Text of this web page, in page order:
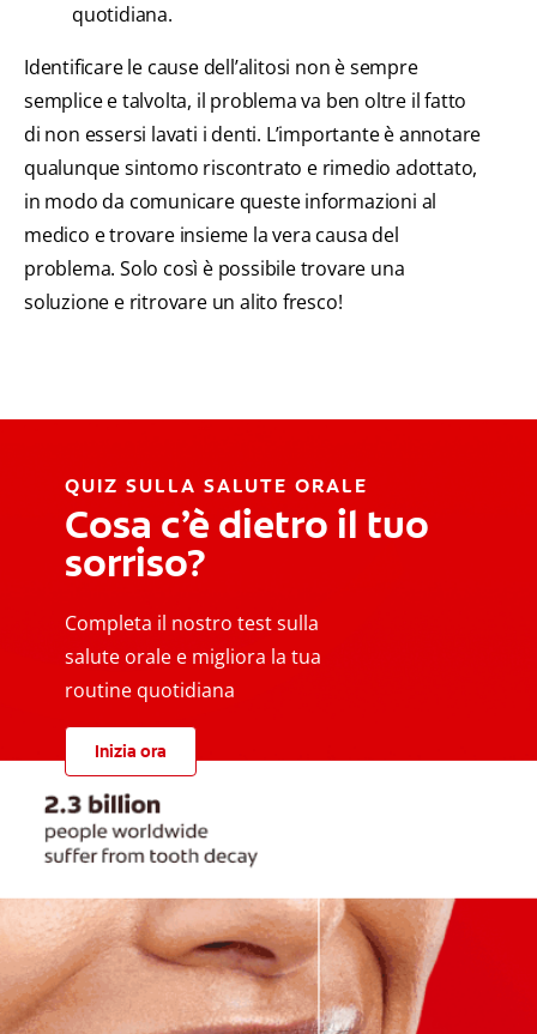
quotidiana.
Identificare le cause dell’alitosi non è sempre
semplice e talvolta, il problema va ben oltre il fatto
di non essersi lavati i denti. L’importante è annotare
qualunque sintomo riscontrato e rimedio adottato,
in modo da comunicare queste informazioni al
medico e trovare insieme la vera causa del
problema. Solo così è possibile trovare una
soluzione e ritrovare un alito fresco!
QUIZ SULLA SALUTE ORALE
Cosa c’è dietro il tuo
sorriso?
Completa il nostro test sulla
salute orale e migliora la tua
routine quotidiana
Inizia ora